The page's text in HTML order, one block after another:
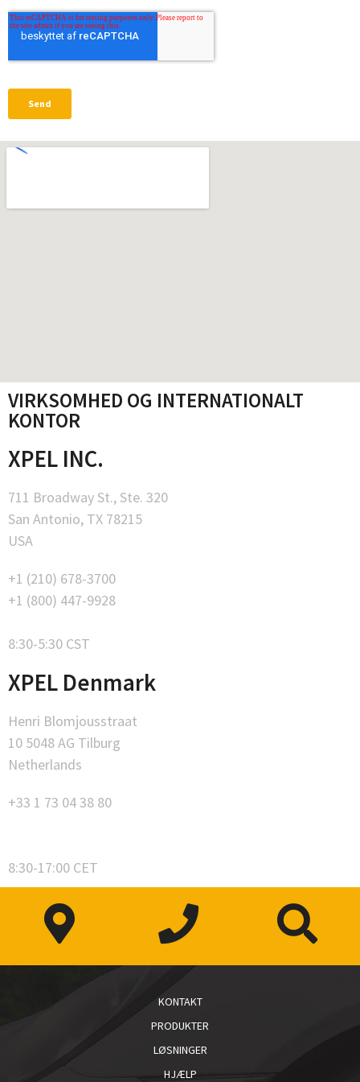
VIRKSOMHED OG INTERNATIONALT
KONTOR
XPEL INC.
711 Broadway St., Ste. 320
San Antonio, TX 78215
USA
+1 (210) 678-3700
+1 (800) 447-9928
8:30-5:30 CST
XPEL Denmark
Henri Blomjousstraat
10 5048 AG Tilburg
Netherlands
+33 1 73 04 38 80
8:30-17:00 CET
KONTAKT
PRODUKTER
LØSNINGER
HJÆLP